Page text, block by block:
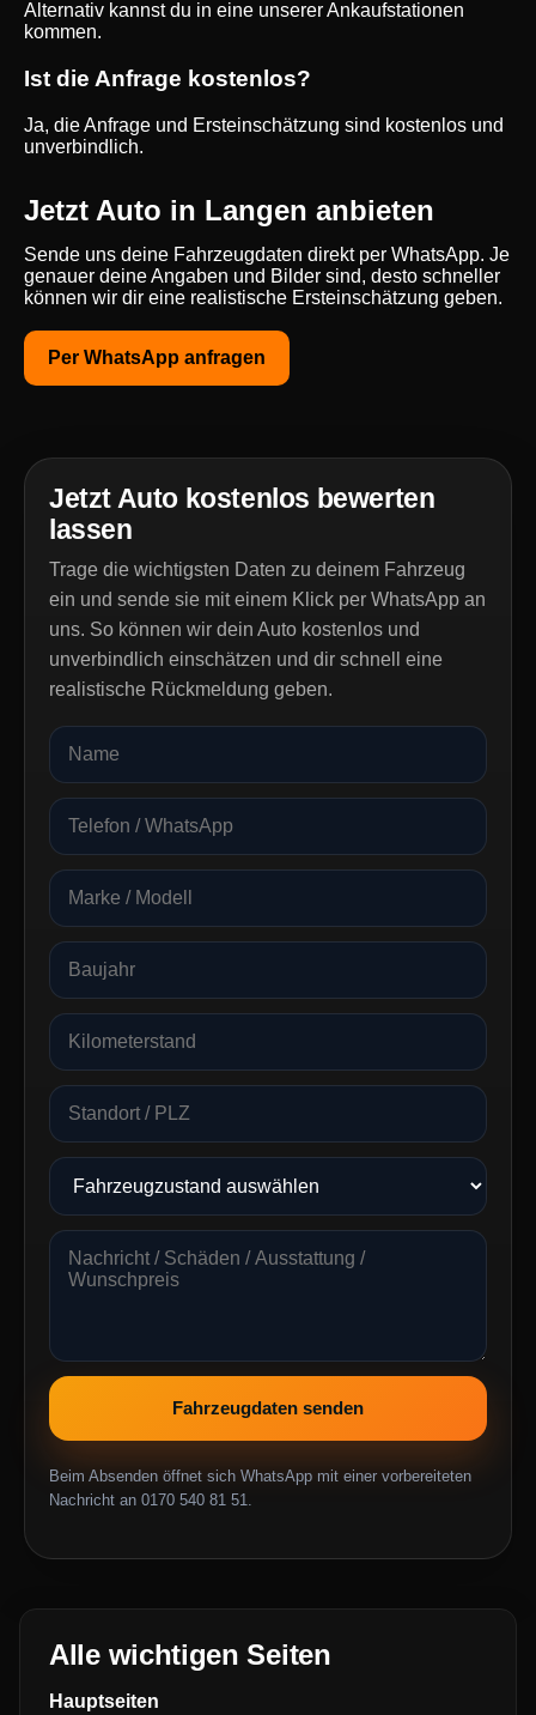
Alternativ kannst du in eine unserer Ankaufstationen
kommen.
Ist die Anfrage kostenlos?
Ja, die Anfrage und Ersteinschätzung sind kostenlos und
unverbindlich.
Jetzt Auto in Langen anbieten
Sende uns deine Fahrzeugdaten direkt per WhatsApp. Je
genauer deine Angaben und Bilder sind, desto schneller
können wir dir eine realistische Ersteinschätzung geben.
Per WhatsApp anfragen
Jetzt Auto kostenlos bewerten
lassen
Trage die wichtigsten Daten zu deinem Fahrzeug
ein und sende sie mit einem Klick per WhatsApp an
uns. So können wir dein Auto kostenlos und
unverbindlich einschätzen und dir schnell eine
realistische Rückmeldung geben.
Fahrzeugdaten senden
Beim Absenden öffnet sich WhatsApp mit einer vorbereiteten
Nachricht an 0170 540 81 51.
Alle wichtigen Seiten
Hauptseiten